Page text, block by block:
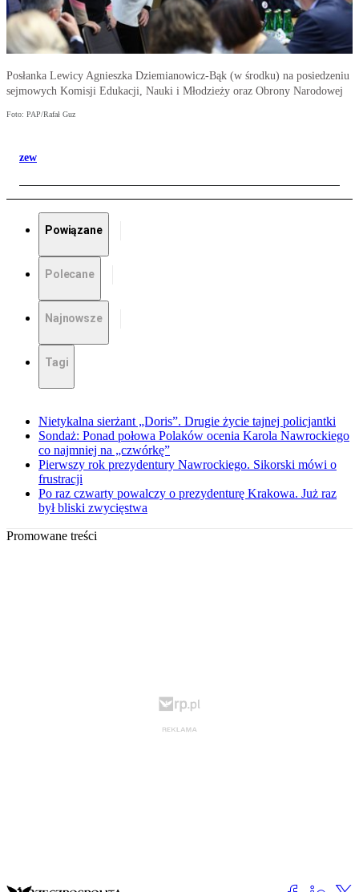
Posłanka Lewicy Agnieszka Dziemianowicz-Bąk (w środku) na posiedzeniu
sejmowych Komisji Edukacji, Nauki i Młodzieży oraz Obrony Narodowej
Foto: PAP/Rafał Guz
zew
Powiązane
Polecane
Najnowsze
Tagi
Nietykalna sierżant „Doris”. Drugie życie tajnej policjantki
Sondaż: Ponad połowa Polaków ocenia Karola Nawrockiego
co najmniej na „czwórkę”
Pierwszy rok prezydentury Nawrockiego. Sikorski mówi o
frustracji
Po raz czwarty powalczy o prezydenturę Krakowa. Już raz
był bliski zwycięstwa
Promowane treści